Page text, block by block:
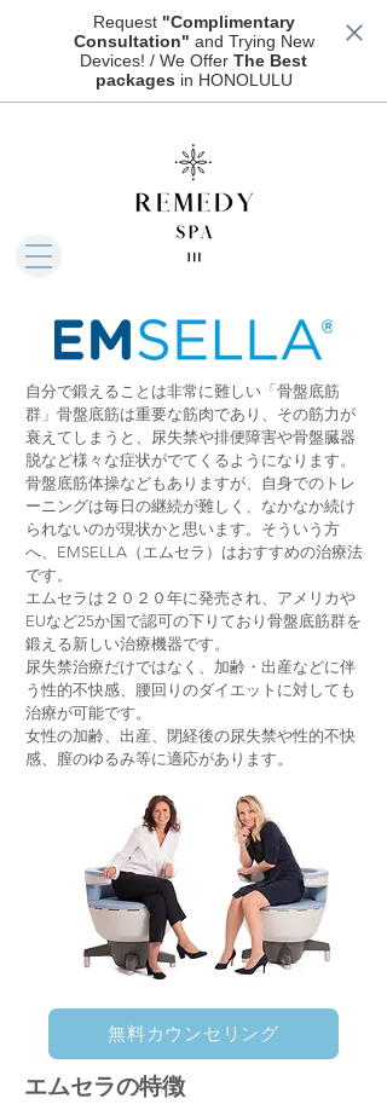
Request"Complimentary
Consultation" and Trying New
Devices! / We Offer The Best
packages in HONOLULU
自分で鍛えることは非常に難しい「骨盤底筋
群」骨盤底筋は重要な筋肉であり、その筋力が
衰えてしまうと、尿失禁や排便障害や骨盤臓器
脱など様々な症状がでてくるようになります。
骨盤底筋体操などもありますが、自身でのトレ
ーニングは毎日の継続が難しく、なかなか続け
られないのが現状かと思います。そういう方
へ、EMSELLA（エムセラ）はおすすめの治療法
です。
エムセラは２０２０年に発売され、アメリカや
EUなど25か国で認可の下りており骨盤底筋群を
鍛える新しい治療機器です。
尿失禁治療だけではなく、加齢・出産などに伴
う性的不快感、腰回りのダイエットに対しても
治療が可能です。
女性の加齢、出産、閉経後の尿失禁や性的不快
感、膣のゆるみ等に適応があります。
無料カウンセリング
​エムセラの特徴